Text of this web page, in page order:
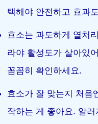
택해야 안전하고 효과
효소는 과도하게 열처
라야 활성도가 살아있
꼼꼼히 확인하세요.
효소가 잘 맞는지 처음
작하는 게 좋아요. 알